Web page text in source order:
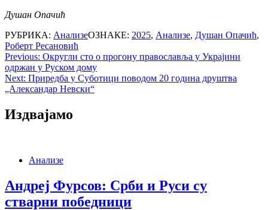
Душан Опачић
РУБРИКА: АнализеОЗНАКЕ: 2025, Анализе, Душан Опачић,
Роберт Ресановић
Post
navigation
Previous: Округли сто о прогону православља у Украјини
одржан у Руском дому
Next: Приредба у Суботици поводом 20 година друштва
„Александар Невски“
Издвајамо
Анализе
Андреј Фурсов: Срби и Руси су
стварни победници